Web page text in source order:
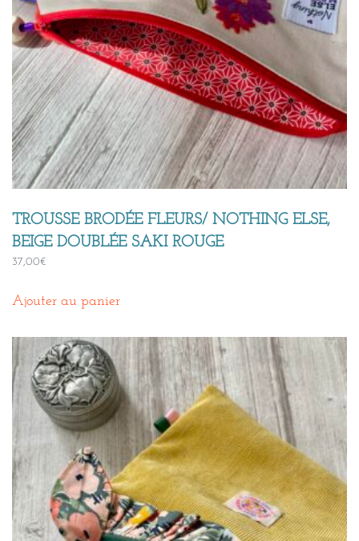
TROUSSE BRODÉE FLEURS/ NOTHING ELSE,
BEIGE DOUBLÉE SAKI ROUGE
37,00€
Ajouter au panier